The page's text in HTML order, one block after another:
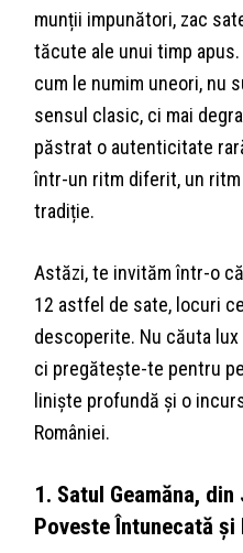
munții impunători, zac
tăcute ale unui timp
cum le numim uneori, nu
sensul clasic, ci mai
păstrat o autenticitate
într-un ritm diferit, un
tradiție.
Astăzi, te invităm într-o
12 astfel de sate, locuri
descoperite. Nu căuta
ci pregătește-te pentru
liniște profundă și o
României.
1. Satul Geamăna,
Poveste Întunecată și